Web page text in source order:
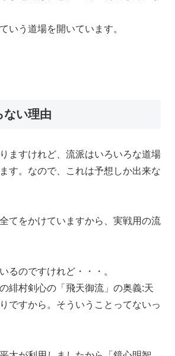
いう道場を開いています。
ない理由
ますけれど、流派はいろいろな道場
す。なので、これは予想しか出来な
てをかけていますから、実戦用の流
るのですけれど・・・。
緋村剣心の「飛天御流」の奥義:天
ですから。そういうことってないっ